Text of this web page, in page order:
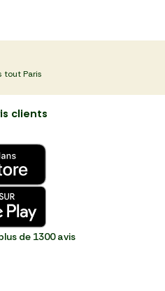
tout Paris
clients
de 1300 avis